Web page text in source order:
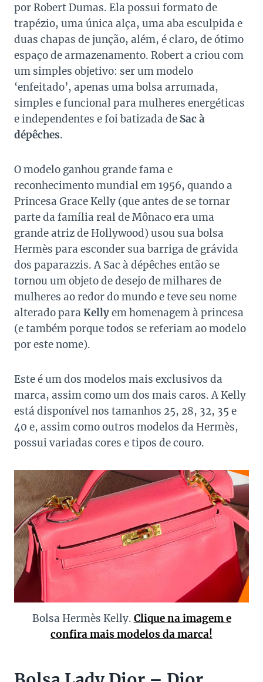
por Robert Dumas. Ela possui formato de
trapézio, uma única alça, uma aba esculpida e
duas chapas de junção, além, é claro, de ótimo
espaço de armazenamento. Robert a criou com
um simples objetivo: ser um modelo
‘enfeitado’, apenas uma bolsa arrumada,
simples e funcional para mulheres energéticas
e independentes e foi batizada de Sac à
dépêches.
O modelo ganhou grande fama e
reconhecimento mundial em 1956, quando a
Princesa Grace Kelly (que antes de se tornar
parte da família real de Mônaco era uma
grande atriz de Hollywood) usou sua bolsa
Hermès para esconder sua barriga de grávida
dos paparazzis. A Sac à dépêches então se
tornou um objeto de desejo de milhares de
mulheres ao redor do mundo e teve seu nome
alterado para Kellyem homenagem à princesa
(e também porque todos se referiam ao modelo
por este nome).
Este é um dos modelos mais exclusivos da
marca, assim como um dos mais caros. A Kelly
está disponível nos tamanhos 25, 28, 32, 35 e
40 e, assim como outros modelos da Hermès,
possui variadas cores e tipos de couro.
Bolsa Hermès Kelly. Clique na imagem e
confira mais modelos da marca!